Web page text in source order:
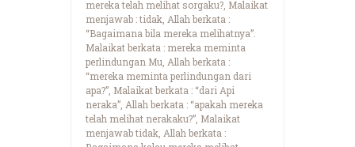
mereka telah melihat sorgaku?, Malaikat
menjawab : tidak, Allah berkata :
“Bagaimana bila mereka melihatnya”.
Malaikat berkata : mereka meminta
perlindungan Mu, Allah berkata :
“mereka meminta perlindungan dari
apa?”, Malaikat berkata : “dari Api
neraka”, Allah berkata : “apakah mereka
telah melihat nerakaku?”, Malaikat
menjawab tidak, Allah berkata :